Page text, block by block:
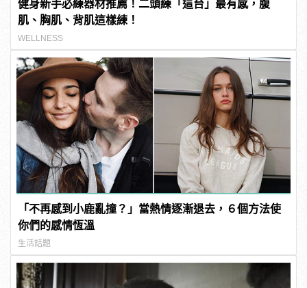
健身新手必練器材推薦！二頭練「這台」最有感，腹
肌、胸肌、背肌這樣練！
WELLNESS
「不再感到小鹿亂撞？」當熱情逐漸退去，６個方法使
你們的感情恆溫
生活話題